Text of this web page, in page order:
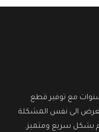
مع توفير قطع
الى نفس المشكلة
بشكل سريع ومتميز.